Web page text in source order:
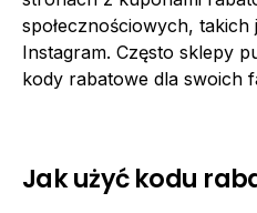
społecznościowych,
Instagram. Często sklepy
kody rabatowe dla swoich
Jak użyć kodu